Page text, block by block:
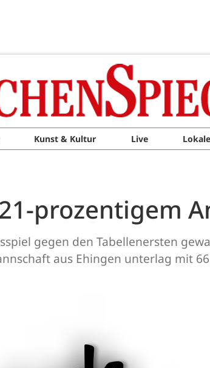
Kunst & Kultur Live
prozentigem
gegen den Tabellenersten
aus Ehingen unterlag mit